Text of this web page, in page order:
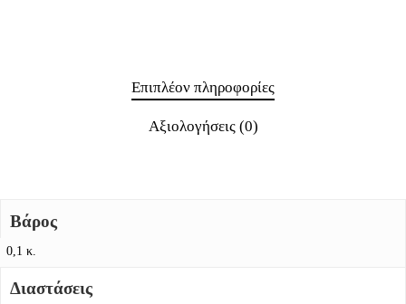
Επιπλέον πληροφορίες
Αξιολογήσεις (0)
Βάρος
0,1 κ.
Διαστάσεις